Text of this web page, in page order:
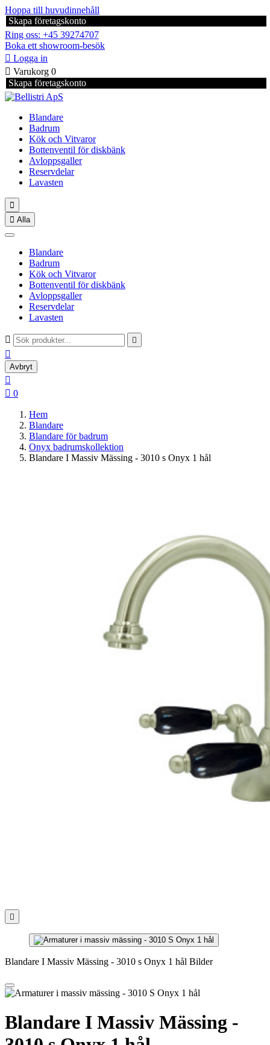
Hoppa till huvudinnehåll
Skapa företagskonto
Ring oss: +45 39274707
Boka ett showroom-besök
 Logga in
 Varukorg 0
Skapa företagskonto
Blandare
Badrum
Kök och Vitvaror
Bottenventil för diskbänk
Avloppsgaller
Reservdelar
Lavasten

 Alla
Blandare
Badrum
Kök och Vitvaror
Bottenventil för diskbänk
Avloppsgaller
Reservdelar
Lavasten
 

Avbryt

 0
Hem
Blandare
Blandare för badrum
Onyx badrumskollektion
Blandare I Massiv Mässing - 3010 s Onyx 1 hål

Blandare I Massiv Mässing - 3010 s Onyx 1 hål Bilder
Blandare I Massiv Mässing -